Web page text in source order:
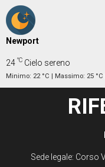
Newport
24 °C Cielo sereno
Minimo: 22 °C | Massimo: 25 °C
Sede legale: Corso